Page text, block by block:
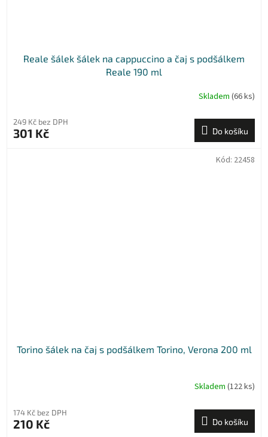
Reale šálek šálek na cappuccino a čaj s podšálkem
Reale 190 ml
Skladem (66 ks)
249 Kč bez DPH
301 Kč Do košíku
Torino šálek na čaj s podšálkem Torino, Verona 200 ml
Skladem (122 ks)
174 Kč bez DPH
210 Kč Do košíku
Kód: 22458